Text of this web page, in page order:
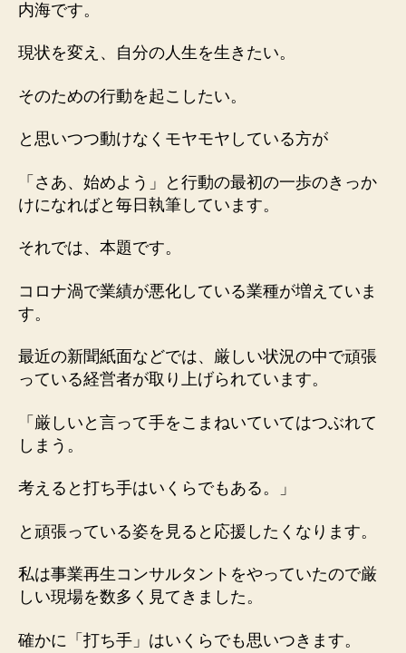
「打
手
無
体
は
一
つ。」
へ
内海です。
現状を変え、自分の人生を生きたい。
そのための行動を起こしたい。
と思いつつ動けなくモヤモヤしている方が
「さあ、始めよう」と行動の最初の一歩のきっか
けになればと毎日執筆しています。
それでは、本題です。
コロナ渦で業績が悪化している業種が増えていま
す。
最近の新聞紙面などでは、厳しい状況の中で頑張
っている経営者が取り上げられています。
「厳しいと言って手をこまねいていてはつぶれて
しまう。
考えると打ち手はいくらでもある。」
と頑張っている姿を見ると応援したくなります。
私は事業再生コンサルタントをやっていたので厳
しい現場を数多く見てきました。
確かに「打ち手」はいくらでも思いつきます。